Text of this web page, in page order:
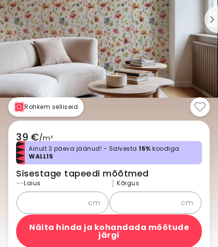
Rohkem selliseid
39 €/m²
Ainult 3 päeva jäänud! - Salvesta 15% koodiga
WALL15
Sisestage tapeedi mõõtmed
Laius
cm
Kõrgus
cm
Näita hinda ja kohandada mõõtude
järgi